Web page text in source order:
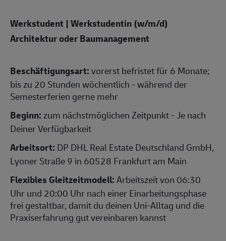
Werkstudent | Werkstudentin (w/m/d)
Architektur oder Baumanagement
Beschäftigungsart:vorerst befristet für 6 Monate;
bis zu 20 Stunden wöchentlich - während der
Semesterferien gerne mehr
Beginn:zum nächstmöglichen Zeitpunkt - Je nach
Deiner Verfügbarkeit
Arbeitsort: DP DHL Real Estate Deutschland GmbH,
Lyoner Straße 9 in 60528 Frankfurt am Main
Flexibles Gleitzeitmodell:Arbeitszeit von 06:30
Uhr und 20:00 Uhr nach einer Einarbeitungsphase
frei gestaltbar, damit du deinen Uni-Alltag und die
Praxiserfahrung gut vereinbaren kannst